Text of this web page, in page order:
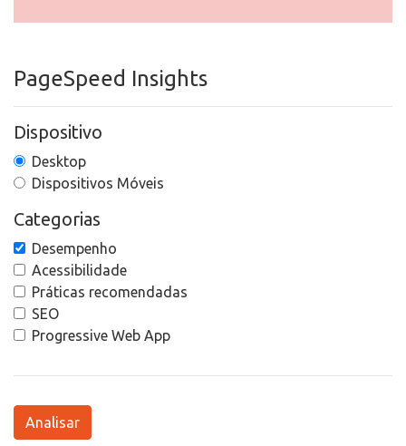
PageSpeed Insights
Dispositivo
Desktop
Dispositivos Móveis
Categorias
Desempenho
Acessibilidade
Práticas recomendadas
SEO
Progressive Web App
Analisar